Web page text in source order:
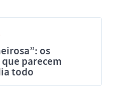
os
parecem
todo